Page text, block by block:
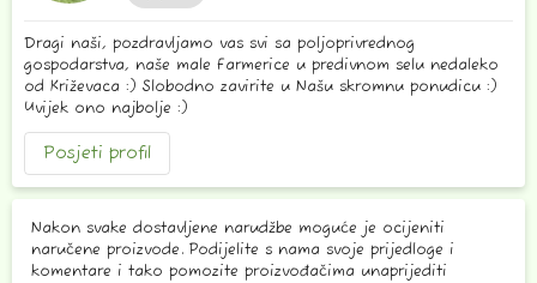
Dragi naši, pozdravljamo vas svi sa poljoprivrednog
gospodarstva, naše male Farmerice u predivnom selu nedaleko
od Križevaca :) Slobodno zavirite u Našu skromnu ponudicu :)
Uvijek ono najbolje :)
Posjeti profil
Nakon svake dostavljene narudžbe moguće je ocijeniti
naručene proizvode. Podijelite s nama svoje prijedloge i
komentare i tako pomozite proizvođačima unaprijediti